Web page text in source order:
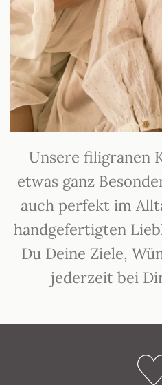
Unsere filigranen
etwas ganz
auch perfekt im
handgefertigten
Du Deine Ziele,
jederzeit bei